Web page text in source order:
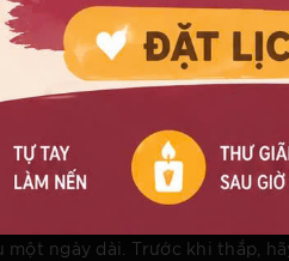
chỉ là một tác phẩm nghệ
và tinh dầu được tuyển
tán một cách thượng lưu, có
một ngọn nến đẳng cấp
về sự trân trọng đối với không
phức tạp nhưng đòi hỏi sự
buổi tối, đặc biệt là khi bạn
ngày dài. Trước khi thắp,